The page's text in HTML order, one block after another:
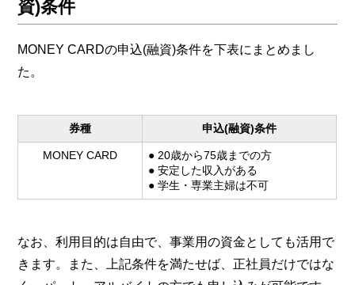
資)条件
MONEY CARDの申込(融資)条件を下表にまとめまし
た。
券種 申込(融資)条件
MONEY CARD
● 20歳から75歳までの方
● 安定した収入がある
● 学生・専業主婦は不可
なお、利用目的は自由で、事業用の資金としても活用で
きます。また、上記条件を満たせば、正社員だけではな